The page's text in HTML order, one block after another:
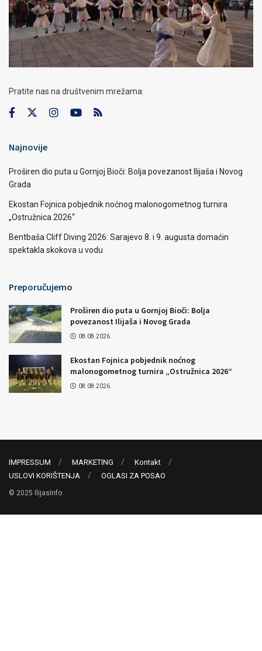
Pratite nas na društvenim mrežama:
Najnovije
Proširen dio puta u Gornjoj Bioči: Bolja povezanost Ilijaša i Novog
Grada
Ekostan Fojnica pobjednik noćnog malonogometnog turnira
„Ostružnica 2026“
Bentbaša Cliff Diving 2026: Sarajevo 8. i 9. augusta domaćin
spektakla skokova u vodu
Preporučujemo
Proširen dio puta u Gornjoj Bioči: Bolja
povezanost Ilijaša i Novog Grada
08.08.2026.
Ekostan Fojnica pobjednik noćnog
malonogometnog turnira „Ostružnica 2026“
08.08.2026.
IMPRESSUM MARKETING
Kontakt
USLOVI KORIŠTENJA
OGLASI ZA POSAO
© 2025 IlijasInfo